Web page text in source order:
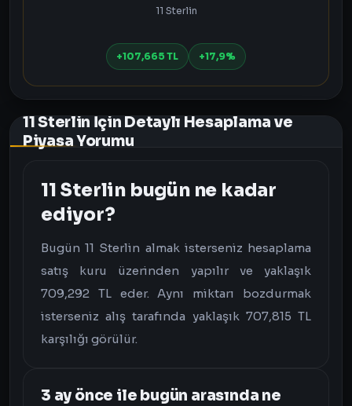
11 Sterlin
+107,665 TL +17,9%
11 Sterlin İçin Detaylı Hesaplama ve
Piyasa Yorumu
11 Sterlin bugün ne kadar
ediyor?
Bugün 11 Sterlin almak isterseniz hesaplama
satış kuru üzerinden yapılır ve yaklaşık
709,292 TL eder. Aynı miktarı bozdurmak
isterseniz alış tarafında yaklaşık 707,815 TL
karşılığı görülür.
3 ay önce ile bugün arasında ne